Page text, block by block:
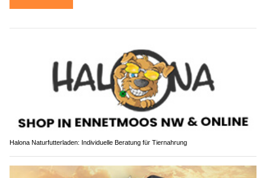
Halona Naturfutterladen: Individuelle Beratung für Tiernahrung